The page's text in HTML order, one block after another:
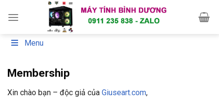
Menu
Membership
Xin chào bạn – độc giả của Giuseart.com,